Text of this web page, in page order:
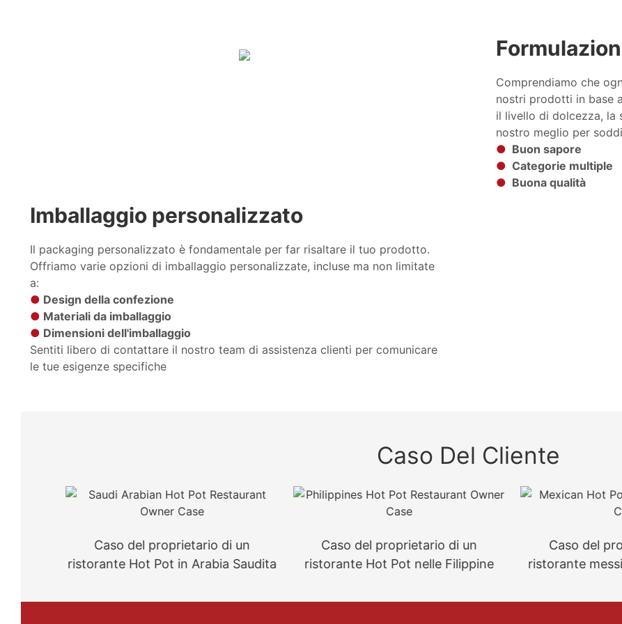
Comprendiamo che
nostri prodotti in base
il livello di dolcezza, la
nostro meglio per
● Buon sapore
● Categorie multiple
● Buona qualità
Imballaggio personalizzato
Il packaging personalizzato è fondamentale per far risaltare il tuo prodotto.
Offriamo varie opzioni di imballaggio personalizzate, incluse ma non limitate
a:
● Design della confezione
● Materiali da imballaggio
● Dimensioni dell'imballaggio
Sentiti libero di contattare il nostro team di assistenza clienti per comunicare
le tue esigenze specifiche
Caso Del Cliente
Caso del proprietario di un
ristorante Hot Pot in Arabia Saudita
Caso del proprietario di un
ristorante Hot Pot nelle Filippine
Caso del
ristorante messicano